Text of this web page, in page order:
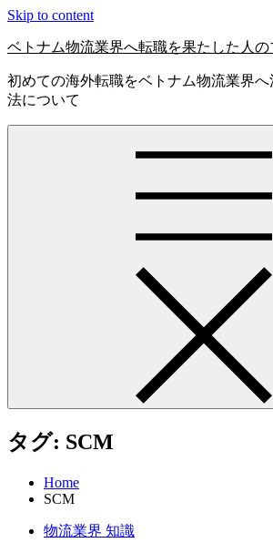
Skip to content
ベトナム物流業界へ転職を果たした人の
初めての海外転職をベトナム物流業界
法について
タグ: SCM
Home
SCM
物流業界 知識